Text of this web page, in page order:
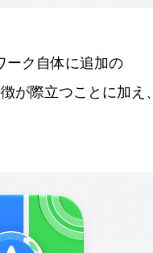
ーク自体に追加の
が際立つことに加え、